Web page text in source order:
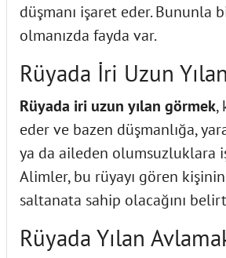
düşmanı işaret eder. Bununla
olmanızda fayda var.
Rüyada İri Uzun
Rüyada iri uzun yılan görmek,
eder ve bazen düşmanlığa,
ya da aileden olumsuzluklara
Alimler, bu rüyayı gören
saltanata sahip olacağını
Rüyada Yılan